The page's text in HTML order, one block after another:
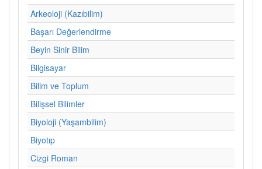
Arkeoloji (Kazıbilim)
Başarı Değerlendirme
Beyin Sinir Bilim
Bilgisayar
Bilim ve Toplum
Bilişsel Bilimler
Biyoloji (Yaşambilim)
Biyotıp
Cizgi Roman